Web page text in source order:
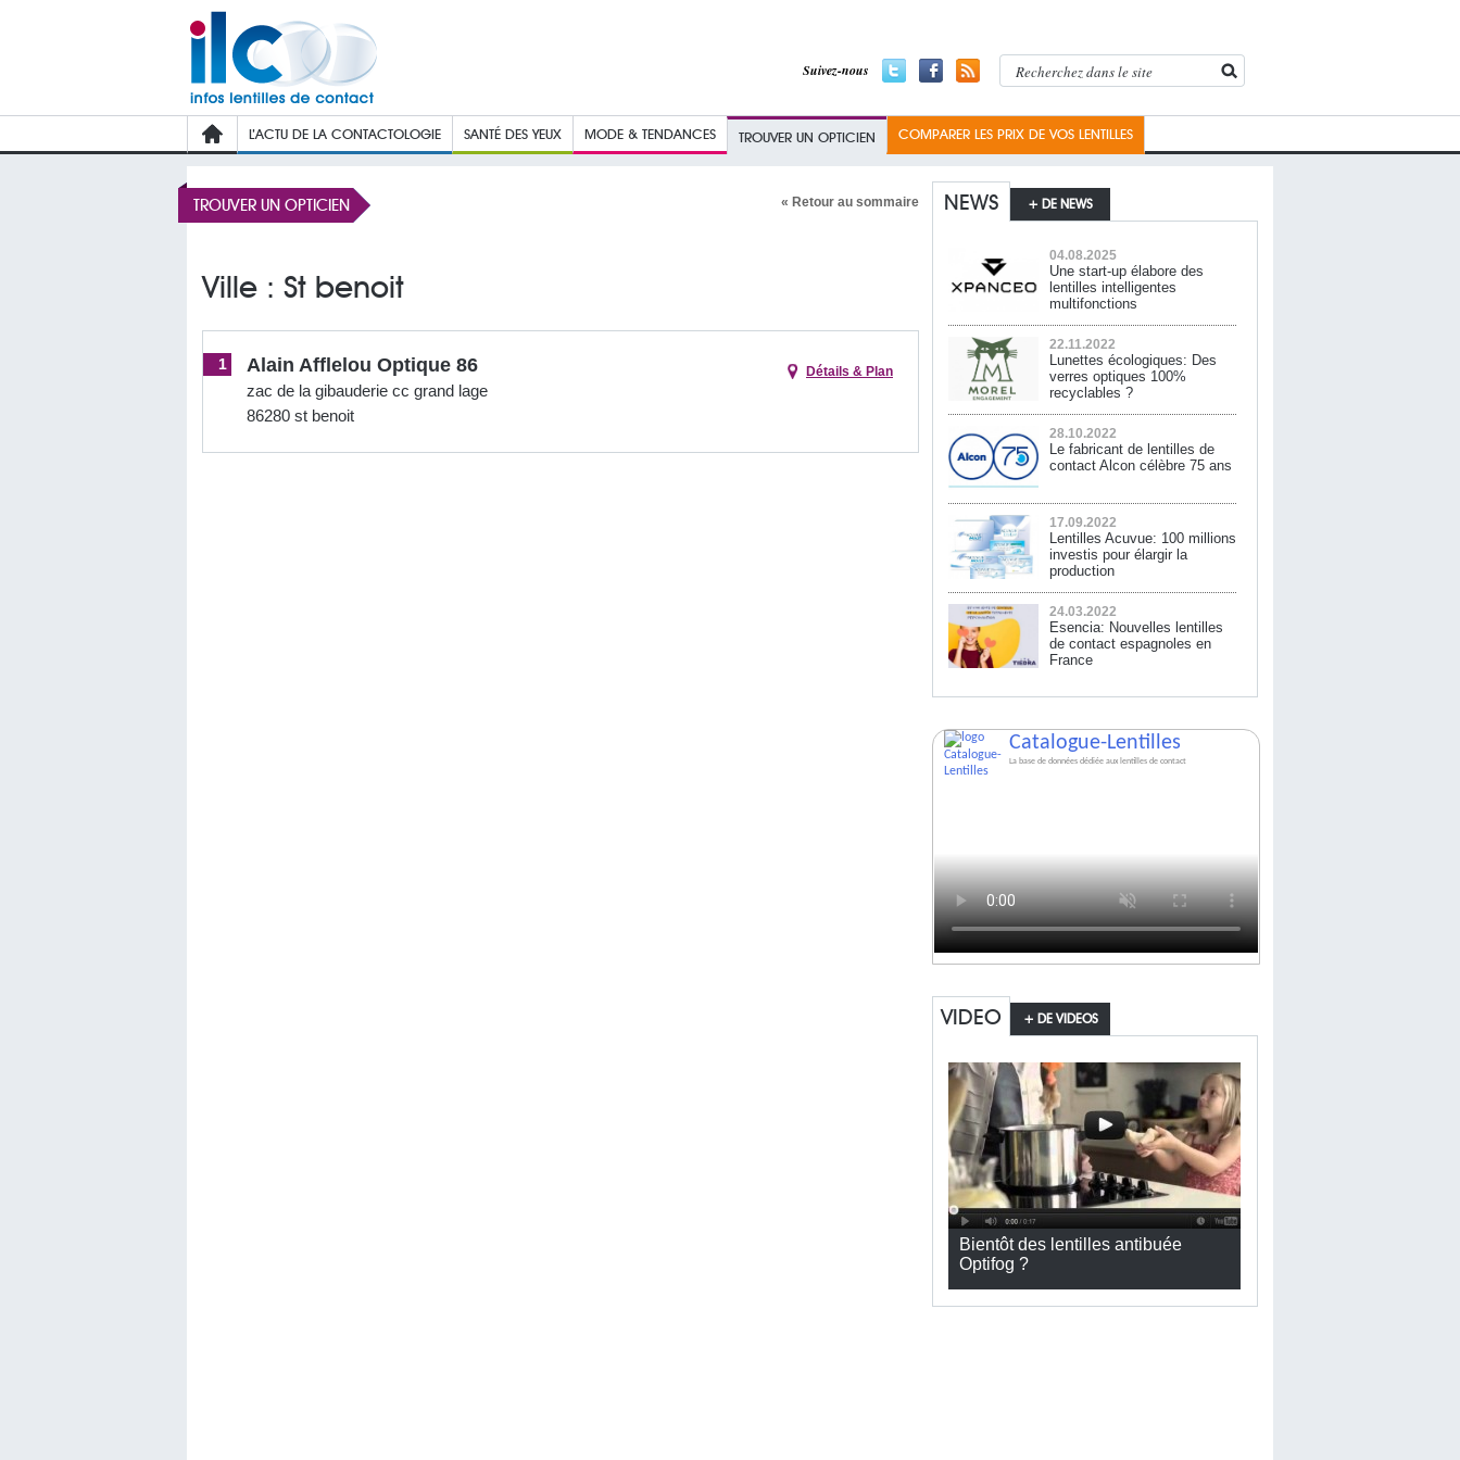
Suivez-nous
L’ACTU DE LA CONTACTOLOGIE SANTÉ DES YEUX MODE & TENDANCES TROUVER UN OPTICIEN COMPARER LES PRIX DE VOS LENTILLES
TROUVER UN OPTICIEN « Retour au sommaire
Ville : St benoit
1 Alain Afflelou Optique 86
zac de la gibauderie cc grand lage
86280 st benoit
Détails & Plan
NEWS + DE NEWS
04.08.2025
Une start-up élabore des
lentilles intelligentes
multifonctions
22.11.2022
Lunettes écologiques: Des
verres optiques 100%
recyclables ?
28.10.2022
Le fabricant de lentilles de
contact Alcon célèbre 75 ans
17.09.2022
Lentilles Acuvue: 100 millions
investis pour élargir la
production
24.03.2022
Esencia: Nouvelles lentilles
de contact espagnoles en
France
Catalogue-Lentilles
La base de données dédiée aux lentilles de contact
VIDEO + DE VIDEOS
Bientôt des lentilles antibuée
Optifog ?